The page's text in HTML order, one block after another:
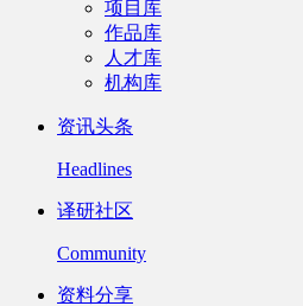
项目库
作品库
人才库
机构库
资讯头条
Headlines
译研社区
Community
资料分享